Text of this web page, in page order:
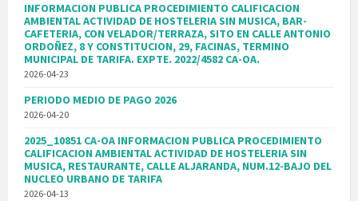
INFORMACION PUBLICA PROCEDIMIENTO CALIFICACION
AMBIENTAL ACTIVIDAD DE HOSTELERIA SIN MUSICA, BAR-
CAFETERIA, CON VELADOR/TERRAZA, SITO EN CALLE ANTONIO
ORDOÑEZ, 8 Y CONSTITUCION, 29, FACINAS, TERMINO
MUNICIPAL DE TARIFA. EXPTE. 2022/4582 CA-OA.
2026-04-23
PERIODO MEDIO DE PAGO 2026
2026-04-20
2025_10851 CA-OA INFORMACION PUBLICA PROCEDIMIENTO
CALIFICACION AMBIENTAL ACTIVIDAD DE HOSTELERIA SIN
MUSICA, RESTAURANTE, CALLE ALJARANDA, NUM.12-BAJO DEL
NUCLEO URBANO DE TARIFA
2026-04-13